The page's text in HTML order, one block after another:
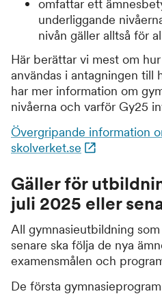
omfattar ett
underliggande
nivån gäller alltså för
Här berättar vi mest om
användas i antagningen till
har mer information om
nivåerna och varför Gy25
Övergripande information
skolverket.se
Gäller för
juli 2025 eller
All gymnasieutbildning
senare ska följa de nya
examensmålen och
De första